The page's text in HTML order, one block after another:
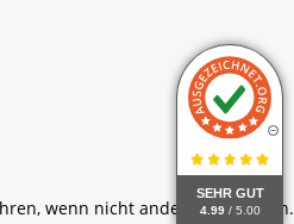
SEHR GUT
4.99 / 5.00
wenn nicht anders angegeben.